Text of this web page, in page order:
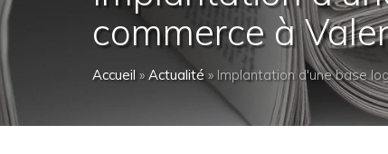
commerce à
Accueil » Actualité » Implantation d'une base